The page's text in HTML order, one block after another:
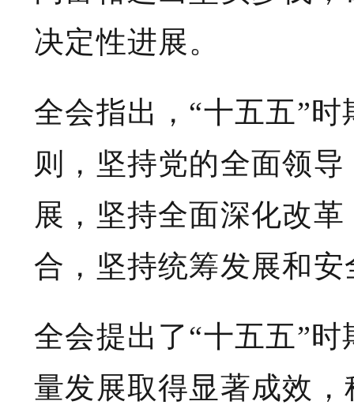
决定性进展。
全会指出，“十五五”
则，坚持党的全面领
展，坚持全面深化改
合，坚持统筹发展和安
全会提出了“十五五”
量发展取得显著成效